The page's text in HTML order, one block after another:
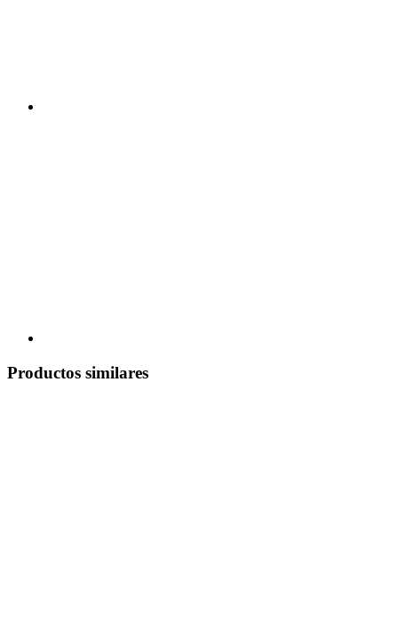
Productos similares